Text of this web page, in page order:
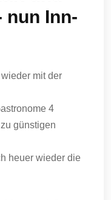
nun Inn-
mit der
4
günstigen
heuer wieder die